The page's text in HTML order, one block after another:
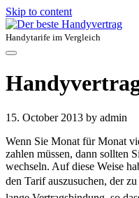
Skip to content
Handytarife im Vergleich
15. October 2013 by admin
Wenn Sie Monat für Monat
zahlen müssen, dann sollten
wechseln. Auf diese Weise
den Tarif auszusuchen, der